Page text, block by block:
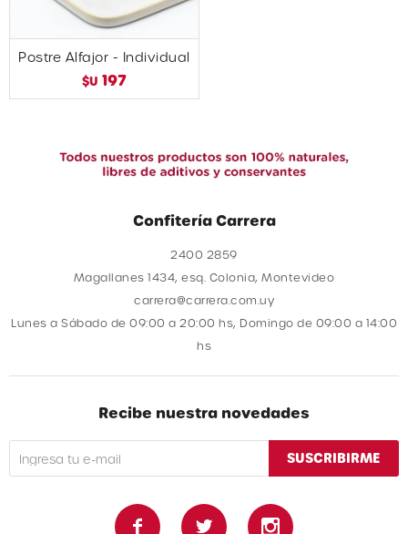
Postre Alfajor - Individual
$U 197
Confitería Carrera
2400 2859
Magallanes 1434, esq. Colonia, Montevideo
carrera@carrera.com.uy
Lunes a Sábado de 09:00 a 20:00 hs, Domingo de 09:00 a 14:00
hs
Recibe nuestra novedades
SUSCRIBIRME
  